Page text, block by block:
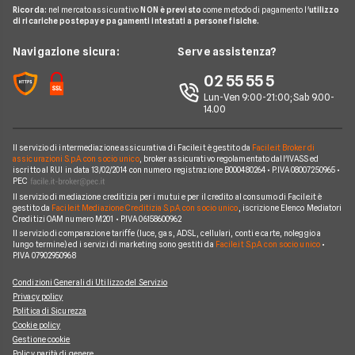
Mappa del sito
Facile.it Club
Lavora in Facile.it
Migliori Prestiti
Notizie Finanziamenti
Notizie Trading
Notizie Luce e gas
Offerte Telefonia Mobile Partita Iva
Notizie Telefonia Mobile
Notizie TV a pagamento
Noleggio Lungo Termine Senza Anticipo
Noleggio Lungo Termine Auto Usate
Noleggio Lungo Termine Auto Elettriche
Notizie noleggio
Ricorda: nel mercato assicurativo NON è previsto come metodo di pagamento l'utilizzo
di ricariche postepay e pagamenti intestati a persone fisiche.
Navigazione sicura: Serve assistenza?
02 55 55 5
Lun-Ven 9:00-21:00; Sab 9.00-
14.00
Il servizio di intermediazione assicurativa di Facile.it è gestito da Facile.it Broker di
assicurazioni S.p.A. con socio unico, broker assicurativo regolamentato dall'IVASS ed
iscritto al RUI in data 13/02/2014 con numero registrazione B000480264 • P.IVA 08007250965 •
PEC
Il servizio di mediazione creditizia per i mutui e per il credito al consumo di Facile.it è
gestito da Facile.it Mediazione Creditizia S.p.A. con socio unico , iscrizione Elenco Mediatori
Creditizi OAM numero M201 • P.IVA 06158600962
Il servizio di comparazione tariffe (luce, gas, ADSL, cellulari, conti e carte, noleggio a
lungo termine) ed i servizi di marketing sono gestiti da Facile.it S.p.A. con socio unico•
P.IVA 07902950968
Condizioni Generali di Utilizzo del Servizio
Privacy policy
Politica di Sicurezza
Cookie policy
Gestione cookie